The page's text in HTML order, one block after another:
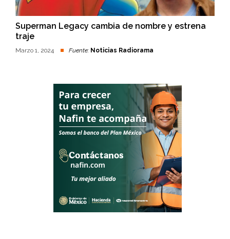
Superman Legacy cambia de nombre y estrena
traje
Marzo 1, 2024 Fuente: Noticias Radiorama